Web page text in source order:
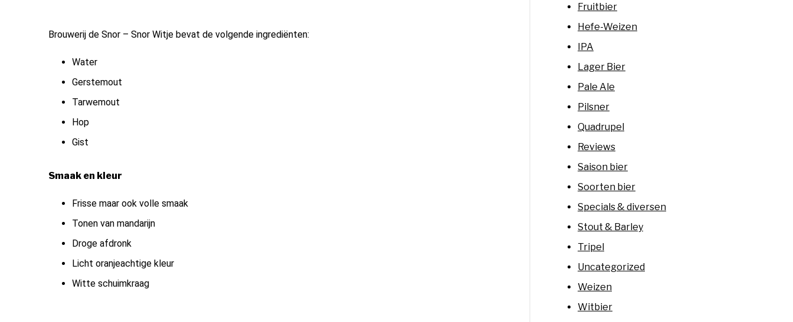
Brouwerij de Snor – Snor Witje bevat de volgende ingrediënten:
Water
Gerstemout
Tarwemout
Hop
Gist
Smaak en kleur
Frisse maar ook volle smaak
Tonen van mandarijn
Droge afdronk
Licht oranjeachtige kleur
Witte schuimkraag
Fruitbier
Hefe-Weizen
IPA
Lager Bier
Pale Ale
Pilsner
Quadrupel
Reviews
Saison bier
Soorten bier
Specials & diversen
Stout & Barley
Tripel
Uncategorized
Weizen
Witbier